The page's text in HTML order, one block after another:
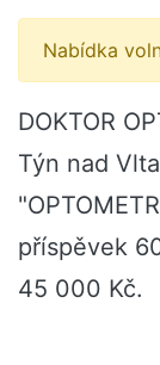
Nabídka
DOKTOR
Týn nad
příspěvek
45 000 Kč.